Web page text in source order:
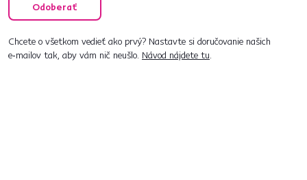
Odoberať
Chcete o všetkom vedieť ako prvý? Nastavte si doručovanie našich
e‑mailov tak, aby vám nič neušlo. Návod nájdete tu.